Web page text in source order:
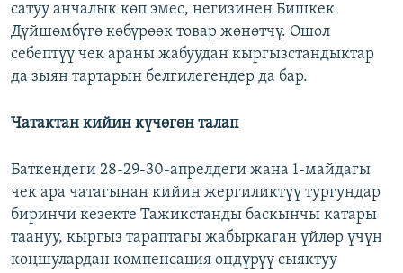
сатуу анчалык көп эмес, негизинен Бишкек
Дүйшөмбүгө көбүрөөк товар жөнөтчү. Ошол
себептүү чек араны жабуудан кыргызстандыктар
да зыян тартарын белгилегендер да бар.
Чатактан кийин күчөгөн талап
Баткендеги 28-29-30-апрелдеги жана 1-майдагы
чек ара чатагынан кийин жергиликтүү тургундар
биринчи кезекте Тажикстанды баскынчы катары
таануу, кыргыз тараптагы жабыркаган үйлөр үчүн
коңшулардан компенсация өндүрүү сыяктуу